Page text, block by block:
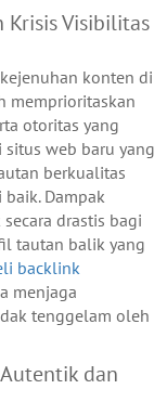
Visibilitas
konten di
memprioritaskan
otoritas yang
web baru yang
berkualitas
Dampak
drastis bagi
tautan balik yang
backlink
menjaga
tenggelam oleh
dan